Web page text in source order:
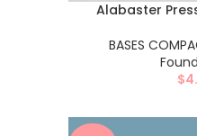
Alabaster
BASES
$